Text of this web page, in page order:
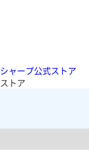
シャープ公式ストア
ストア